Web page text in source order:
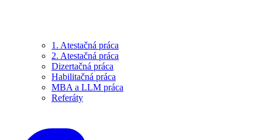
1. Atestačná práca
2. Atestačná práca
Dizertačná práca
Habilitačná práca
MBA a LLM práca
Referáty